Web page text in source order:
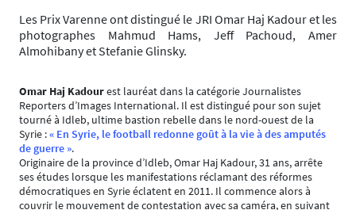
Les Prix Varenne ont distingué le JRI Omar Haj Kadour et les
photographes Mahmud Hams, Jeff Pachoud, Amer
Almohibany et Stefanie Glinsky.
Omar Haj Kadourest lauréat dans la catégorie Journalistes
Reporters d’Images International. Il est distingué pour son sujet
tourné à Idleb, ultime bastion rebelle dans le nord-ouest de la
Syrie :« En Syrie, le football redonne goût à la vie à des amputés
de guerre ».
Originaire de la province d’Idleb, Omar Haj Kadour, 31 ans, arrête
ses études lorsque les manifestations réclamant des réformes
démocratiques en Syrie éclatent en 2011. Il commence alors à
couvrir le mouvement de contestation avec sa caméra, en suivant